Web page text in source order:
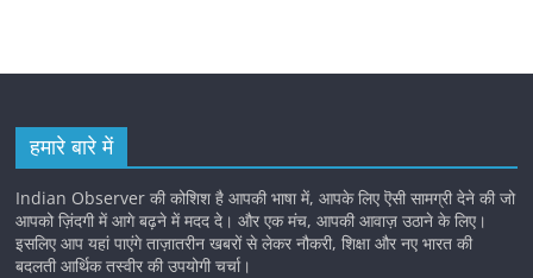
हमारे बारे में
Indian Observer की कोशिश है आपकी भाषा में, आपके लिए ऎसी सामग्री देने की जो
आपको ज़िंदगी में आगे बढ़ने में मदद दे। और एक मंच, आपकी आवाज़ उठाने के लिए।
इसलिए आप यहां पाएंगे ताज़ातरीन खबरों से लेकर नौकरी, शिक्षा और नए भारत की
बदलती आर्थिक तस्वीर की उपयोगी चर्चा।